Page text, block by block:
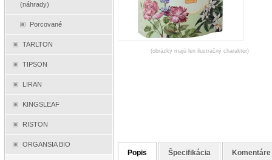
(náhrady)
Porcované
TARLTON
TIPSON
LIRAN
KINGSLEAF
RISTON
ORGANSIA BIO
(obrázky majú len ilustračný charakter)
Popis Špecifikácia Komentáre